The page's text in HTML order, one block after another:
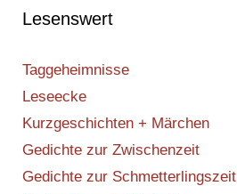
Lesenswert
Taggeheimnisse
Leseecke
Kurzgeschichten + Märchen
Gedichte zur Zwischenzeit
Gedichte zur Schmetterlingszeit